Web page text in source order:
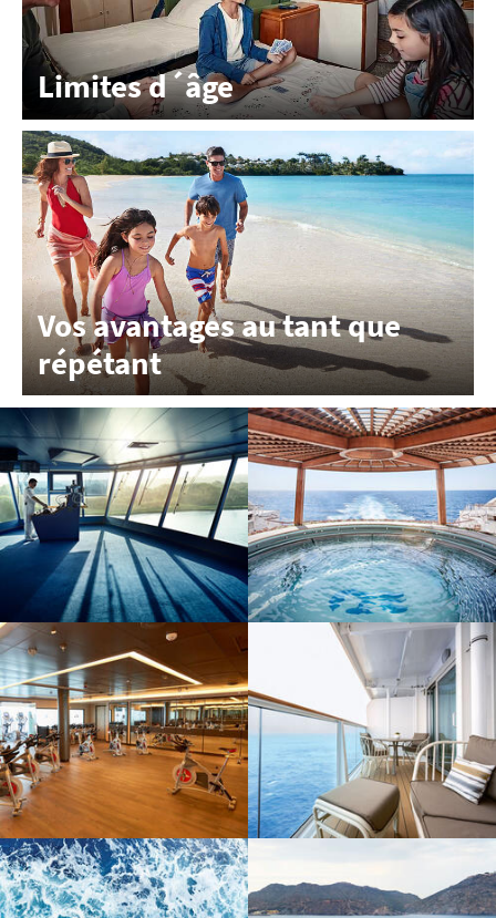
Limites d´âge
Vos avantages au tant que
répétant